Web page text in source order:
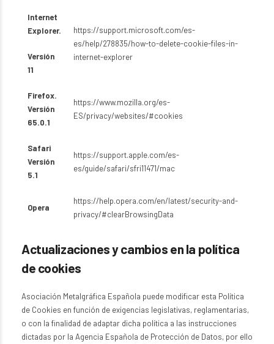
Internet
Explorer.
Versión
11
https://support.microsoft.com/es-
es/help/278835/how-to-delete-cookie-files-in-
internet-explorer
Firefox.
Versión
65.0.1
https://www.mozilla.org/es-
ES/privacy/websites/#cookies
Safari
Versión
5.1
https://support.apple.com/es-
es/guide/safari/sfri11471/mac
Opera
https://help.opera.com/en/latest/security-and-
privacy/#clearBrowsingData
Actualizaciones y cambios en la política
de cookies
Asociación Metalgráfica Española puede modificar esta Política
de Cookies en función de exigencias legislativas, reglamentarias,
o con la finalidad de adaptar dicha política a las instrucciones
dictadas por la Agencia Española de Protección de Datos, por ello